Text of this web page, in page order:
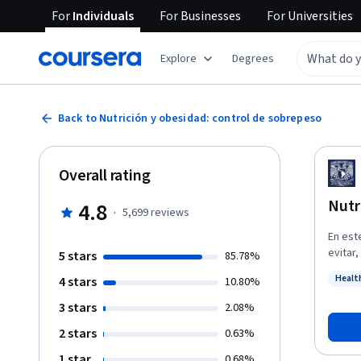
ForIndividuals ForBusinesses ForUniversities
Explore Degrees
Back to Nutrición y obesidad: control de sobrepeso
En
evitar,
Overall rating
4.8 · 5,699reviews
5 stars 85.78%
4 stars 10.80%
3 stars 2.08%
2 stars 0.63%